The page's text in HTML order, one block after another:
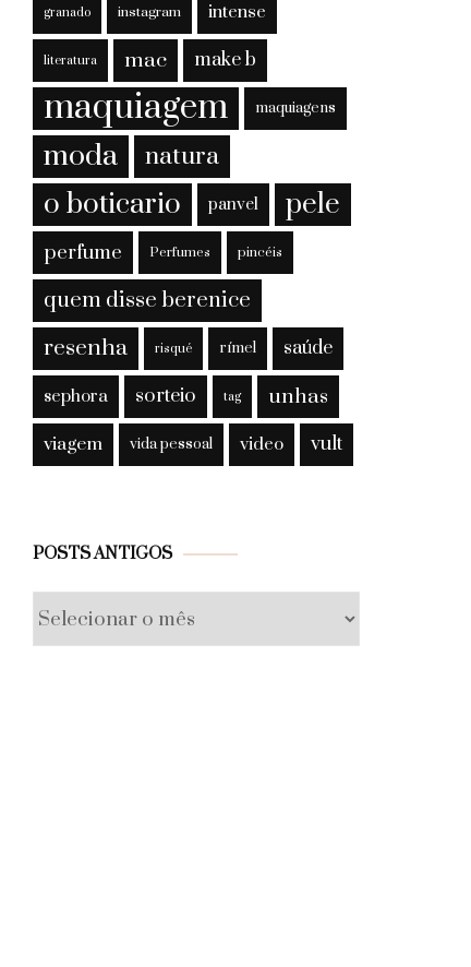
granado instagram intense
literatura mac make b
maquiagem maquiagens
moda natura
o boticario panvel pele
perfume Perfumes pincéis
quem disse berenice
resenha risqué rímel saúde
sephora sorteio tag unhas
viagem vida pessoal video vult
POSTS ANTIGOS
Posts